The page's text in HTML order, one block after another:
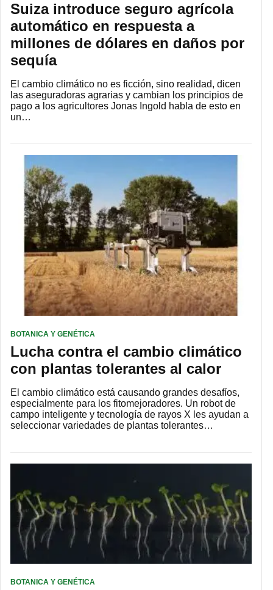
Suiza introduce seguro agrícola
automático en respuesta a
millones de dólares en daños por
sequía
El cambio climático no es ficción, sino realidad, dicen
las aseguradoras agrarias y cambian los principios de
pago a los agricultores Jonas Ingold habla de esto en
un…
BOTANICA Y GENÉTICA
Lucha contra el cambio climático
con plantas tolerantes al calor
El cambio climático está causando grandes desafíos,
especialmente para los fitomejoradores. Un robot de
campo inteligente y tecnología de rayos X les ayudan a
seleccionar variedades de plantas tolerantes…
BOTANICA Y GENÉTICA